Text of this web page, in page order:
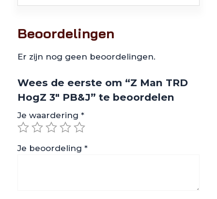
Beoordelingen
Er zijn nog geen beoordelingen.
Wees de eerste om “Z Man TRD
HogZ 3" PB&J” te beoordelen
Je waardering *
Je beoordeling *